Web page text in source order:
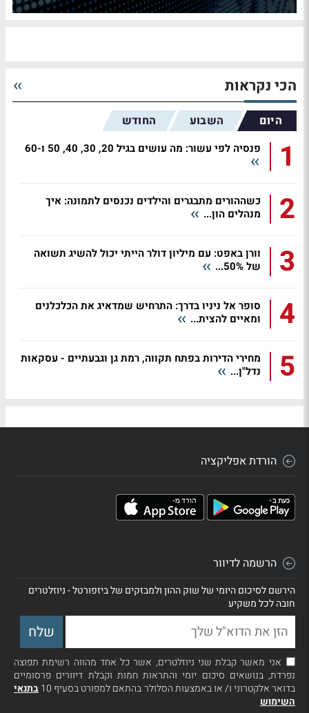
הכי נקראות
היום השבוע החודש
1 פנסיה לפי עשור: מה עושים בגיל 20, 30, 40, 50 ו-60
2
כשההורים מתבגרים והילדים נכנסים לתמונה: איך
מנהלים הון...
3
וורן באפט: עם מיליון דולר הייתי יכול להשיג תשואה
של 50%...
4
סופר אל ניניו בדרך: התרחיש שמדאיג את הכלכלנים
ומאיים להצית...
5
מחירי הדירות בפתח תקווה, רמת גן וגבעתיים - עסקאות
נדל"ן...
הורדת אפליקציה
הרשמה לדיוור
הירשם לסיכום היומי של שוק ההון ולמבזקים של ביזפורטל - ניוזלטרים
חובה לכל משקיע
אני מאשר קבלת שני ניוזלטרים, אשר כל אחד מהווה רשימת תפוצה
נפרדת, בנושאים סיכום יומי והתראות חמות וקבלת דיוורים פרסומיים
בדואר אלקטרוני ו/ או באמצעות הסלולר בהתאם למפורט בסעיף 10
בתנאי
השימוש